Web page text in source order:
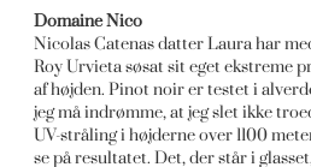
Domaine Nico
Nicolas Catenas datter Laura har
Roy Urvieta søsat sit eget ekstreme
af højden. Pinot noir er testet i
jeg må indrømme, at jeg slet ikke
UV-stråling i højderne over 1100
se på resultatet. Det, der står i